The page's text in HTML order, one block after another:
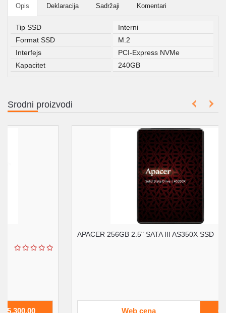
Opis Deklaracija Sadržaji Komentari
Tip SSD
Interni
Format SSD
M.2
Interfejs
PCI-Express NVMe
Kapacitet
240GB
Srodni proizvodi
APACER 256GB 2.5" SATA III AS350X SSD